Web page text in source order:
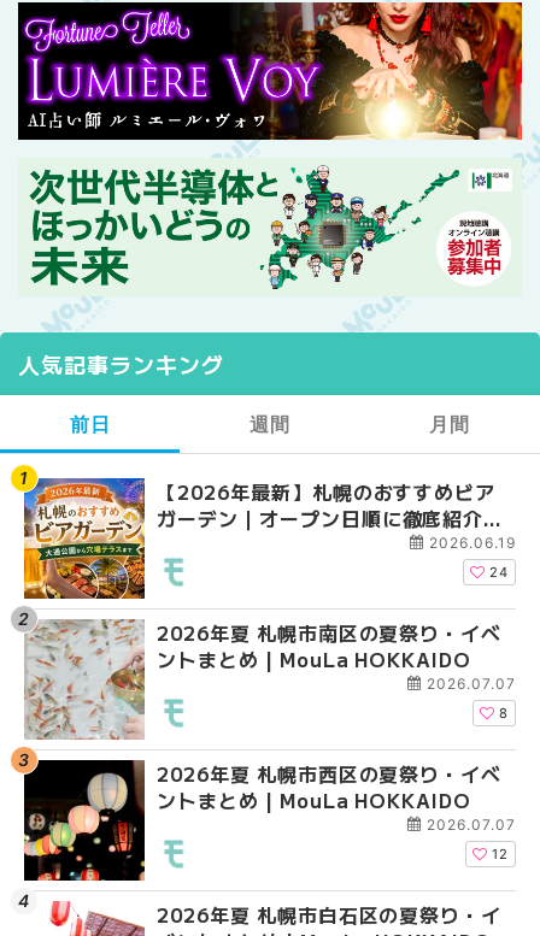
人気記事ランキング
前日
【2026年最新】札幌のおすすめビア
ガーデン｜オープン日順に徹底紹介！
大通公園から穴場テラスまで | MouLa
HOKKAIDO
2026.06.19
24
2026年夏 札幌市南区の夏祭り・イベ
ントまとめ | MouLa HOKKAIDO
2026.07.07
8
2026年夏 札幌市西区の夏祭り・イベ
ントまとめ | MouLa HOKKAIDO
2026.07.07
12
2026年夏 札幌市白石区の夏祭り・イ
週間
【2026年最新】札幌
ガーデン｜オープン日
大通公園から穴場テ
2026年夏 札幌市西区
ントまとめ | MouLa
2026年夏 札幌市北区
ントまとめ | MouLa
2026年夏 札幌市白石
月間
【2026年最新】札幌
ガーデン｜オープン日
大通公園から穴場テ
2026年夏 札幌市北区
ントまとめ | MouLa
2026年夏 札幌市西区
ントまとめ | MouLa
2026年夏 札幌市白石